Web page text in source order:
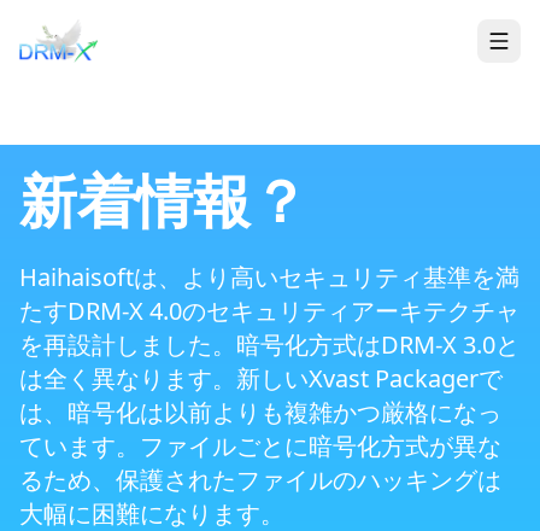
家
新着情報？
Haihaisoftは、より高いセキュリティ基準を満
たすDRM-X 4.0のセキュリティアーキテクチャ
を再設計しました。暗号化方式はDRM-X 3.0と
は全く異なります。新しいXvast Packagerで
は、暗号化は以前よりも複雑かつ厳格になっ
ています。ファイルごとに暗号化方式が異な
るため、保護されたファイルのハッキングは
大幅に困難になります。